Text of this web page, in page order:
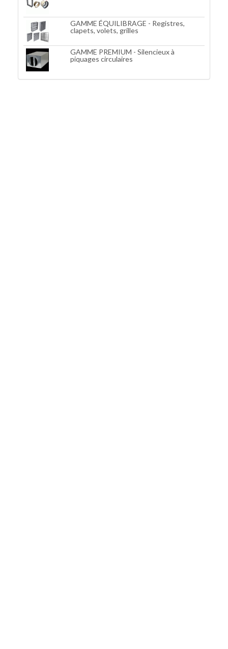
GAMME ÉQUILIBRAGE - Registres,
clapets, volets, grilles
GAMME PREMIUM - Silencieux à
piquages circulaires